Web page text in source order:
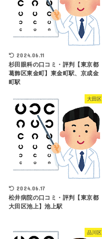
2024.06.11
杉田眼科の口コミ・評判【東京都
葛飾区東金町】東金町駅、京成金
町駅
大田区
2024.06.17
松井病院の口コミ・評判【東京都
大田区池上】池上駅
品川区